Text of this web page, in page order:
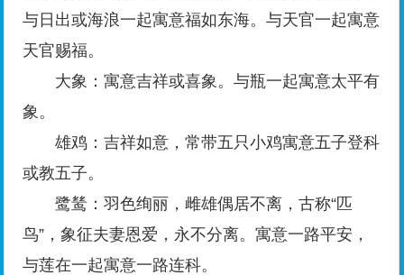
与日出或海浪一起寓意福如东海。与天官一起寓意
天官赐福。
大象：寓意吉祥或喜象。与瓶一起寓意太平有
象。
雄鸡：吉祥如意，常带五只小鸡寓意五子登科
或教五子。
鹭鸶：羽色绚丽，雌雄偶居不离，古称“匹
鸟”，象征夫妻恩爱，永不分离。寓意一路平安，
与莲在一起寓意一路连科。